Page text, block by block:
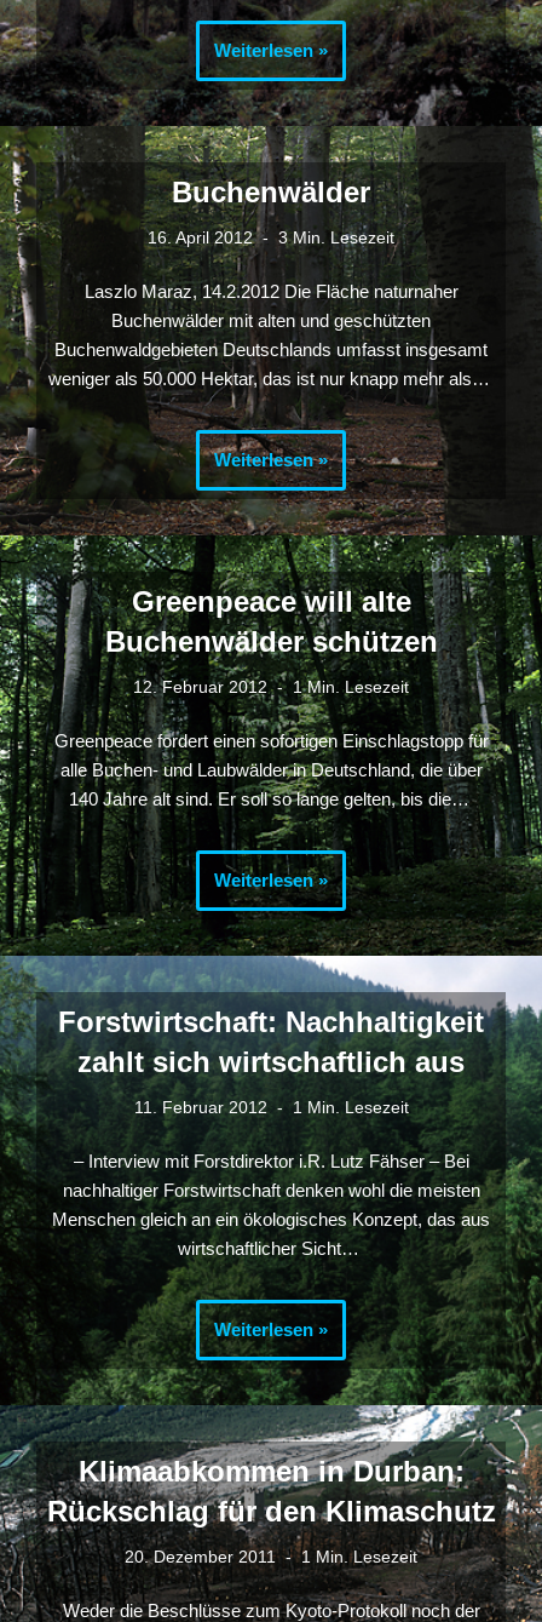
Weiterlesen »
Buchenwälder
16. April 2012 3 Min. Lesezeit
Laszlo Maraz, 14.2.2012 Die Fläche naturnaher
Buchenwälder mit alten und geschützten
Buchenwaldgebieten Deutschlands umfasst insgesamt
weniger als 50.000 Hektar, das ist nur knapp mehr als…
Weiterlesen »
Greenpeace will alte
Buchenwälder schützen
12. Februar 2012 1 Min. Lesezeit
Greenpeace fordert einen sofortigen Einschlagstopp für
alle Buchen- und Laubwälder in Deutschland, die über
140 Jahre alt sind. Er soll so lange gelten, bis die…
Weiterlesen »
Forstwirtschaft: Nachhaltigkeit
zahlt sich wirtschaftlich aus
11. Februar 2012 1 Min. Lesezeit
– Interview mit Forstdirektor i.R. Lutz Fähser – Bei
nachhaltiger Forstwirtschaft denken wohl die meisten
Menschen gleich an ein ökologisches Konzept, das aus
wirtschaftlicher Sicht…
Weiterlesen »
Klimaabkommen in Durban:
Rückschlag für den Klimaschutz
20. Dezember 2011 1 Min. Lesezeit
Weder die Beschlüsse zum Kyoto-Protokoll noch der